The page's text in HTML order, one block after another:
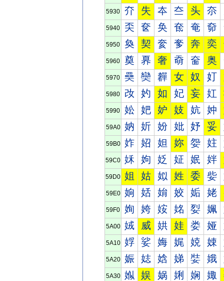
5930 夰 失 夲 夳 头 夵
5940 奀 奁 奂 奃 奄 奅
5950 奐 契 奒 奓 奔 奕
5960 奠 奡 奢 奣 奤 奥
5970 奰 奱 奲 女 奴 奵
5980 妀 妁 如 妃 妄 妅
5990 妐 妑 妒 妓 妔 妕
59A0 妠 妡 妢 妣 妤 妥
59B0 妰 妱 妲 妳 妴 妵
59C0 姀 姁 姂 姃 姄 姅
59D0 姐 姑 姒 姓 委 姕
59E0 姠 姡 姢 姣 姤 姥
59F0 姰 姱 姲 姳 姴 姵
5A00 娀 威 娂 娃 娄 娅
5A10 娐 娑 娒 娓 娔 娕
5A20 娠 娡 娢 娣 娤 娥
5A30 娰 娱 娲 娳 娴 娵